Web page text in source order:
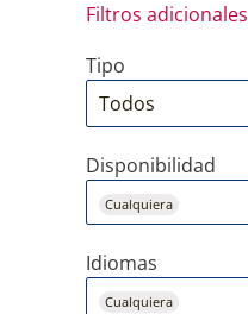
Filtros adicionales
Tipo
Disponibilidad
Cualquiera
Idiomas
Cualquiera